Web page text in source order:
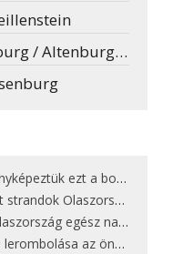
Altenburgi Apátság
alatt hűsölő cicát Kisorosziban
- megmutatjuk a 15 legjobbat
egész nap nyaral
önkényuralom végét jelentette